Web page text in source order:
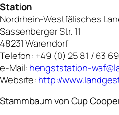
Station
Nordrhein-Westfälisches
Sassenberger Str. 11
48231 Warendorf
Telefon: +49 (0) 25 81 / 63
e-Mail: hengststation-
Website: http://
Stammbaum von Cup